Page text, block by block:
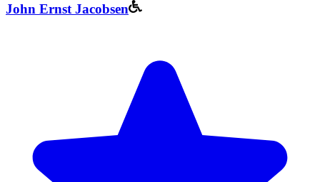
John Ernst Jacobsen